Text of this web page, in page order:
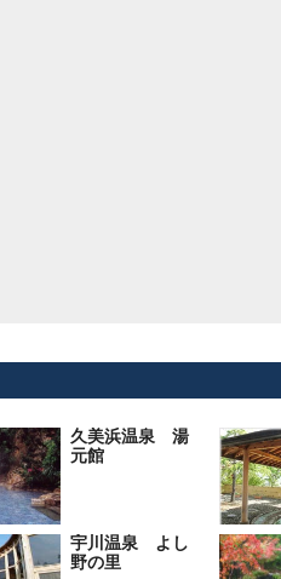
久美浜温泉 湯
元館
宇川温泉 よし
野の里